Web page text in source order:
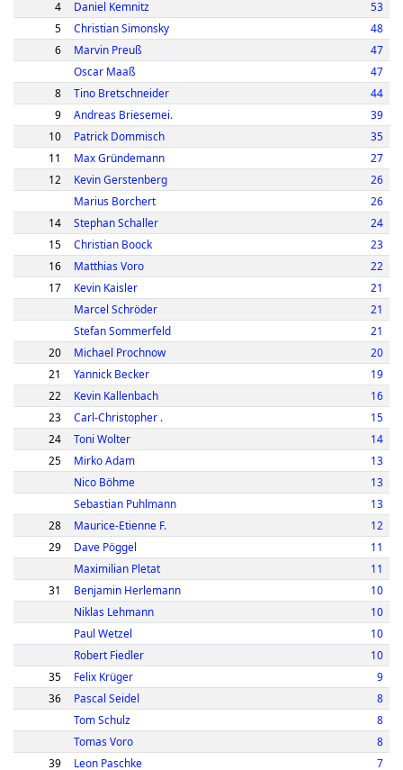
4
Daniel Kemnitz
53
5
Christian Simonsky
48
6
Marvin Preuß
47
Oscar Maaß
47
8
Tino Bretschneider
44
9
Andreas Briesemei.
39
10
Patrick Dommisch
35
11
Max Gründemann
27
12
Kevin Gerstenberg
26
Marius Borchert
26
14
Stephan Schaller
24
15
Christian Boock
23
16
Matthias Voro
22
17
Kevin Kaisler
21
Marcel Schröder
21
Stefan Sommerfeld
21
20
Michael Prochnow
20
21
Yannick Becker
19
22
Kevin Kallenbach
16
23
Carl-Christopher .
15
24
Toni Wolter
14
25
Mirko Adam
13
Nico Böhme
13
Sebastian Puhlmann
13
28
Maurice-Etienne F.
12
29
Dave Pöggel
11
Maximilian Pletat
11
31
Benjamin Herlemann
10
Niklas Lehmann
10
Paul Wetzel
10
Robert Fiedler
10
35
Felix Krüger
9
36
Pascal Seidel
8
Tom Schulz
8
Tomas Voro
8
39
Leon Paschke 7